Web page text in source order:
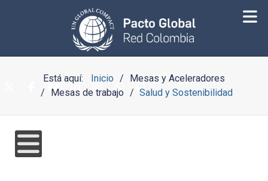
Está aquí: Inicio
Mesas y Aceleradores
Mesas de trabajo
Salud y Sostenibilidad